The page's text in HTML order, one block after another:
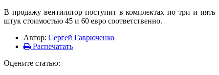
В продажу вентилятор поступит в комплектах по три и пять
штук стоимостью 45 и 60 евро соответственно.
Автор: Сергей Гаврюченко
Распечатать
Оцените статью: